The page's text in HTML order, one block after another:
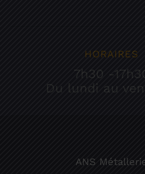
HORAIRES
7h30 -
Du lundi au
ANS